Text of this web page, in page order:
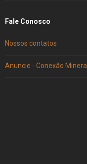
Fale Conosco
Nossos contatos
Anuncie - Conexão Mineral